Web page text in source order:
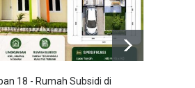
18 - Rumah Subsidi di